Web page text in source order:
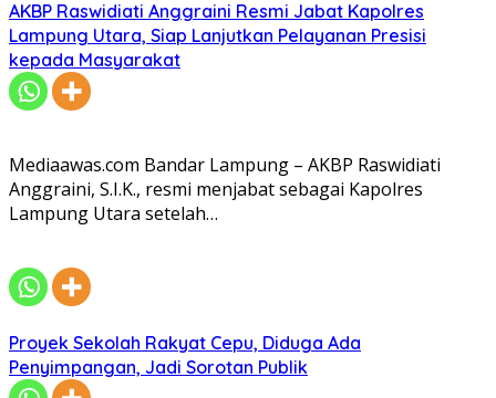
AKBP Raswidiati Anggraini Resmi Jabat Kapolres
Lampung Utara, Siap Lanjutkan Pelayanan Presisi
kepada Masyarakat
Mediaawas.com Bandar Lampung – AKBP Raswidiati
Anggraini, S.I.K., resmi menjabat sebagai Kapolres
Lampung Utara setelah…
Proyek Sekolah Rakyat Cepu, Diduga Ada
Penyimpangan, Jadi Sorotan Publik